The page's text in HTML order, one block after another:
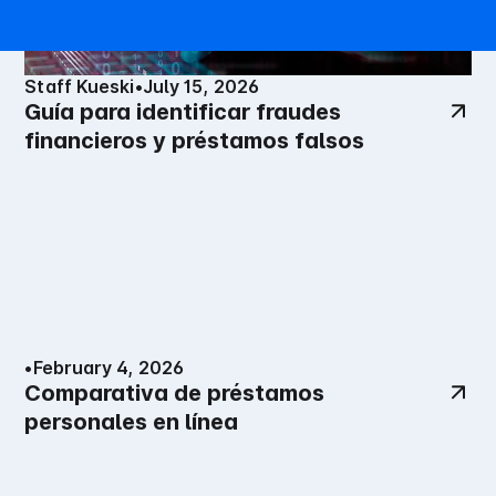
Staff Kueski•July 15, 2026
Guía para identificar fraudes
financieros y préstamos falsos
•February 4, 2026
Comparativa de préstamos
personales en línea